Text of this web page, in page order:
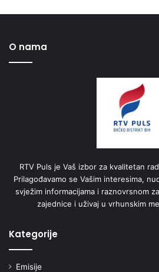
O nama
RTV Puls je Vaš izbor za kvalitetan
Prilagođavamo se Vašim interesima,
svježim informacijama i raznovrsnom
zajednice i uživaj u vrhunskim
Kategorije
Emisije